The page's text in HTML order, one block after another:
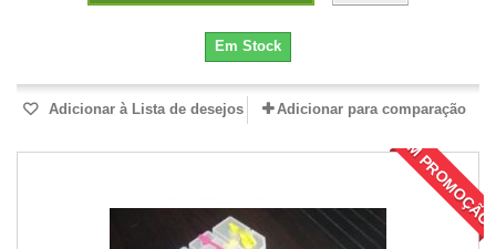
Em Stock
Adicionar à Lista de desejos Adicionar para comparação
EM